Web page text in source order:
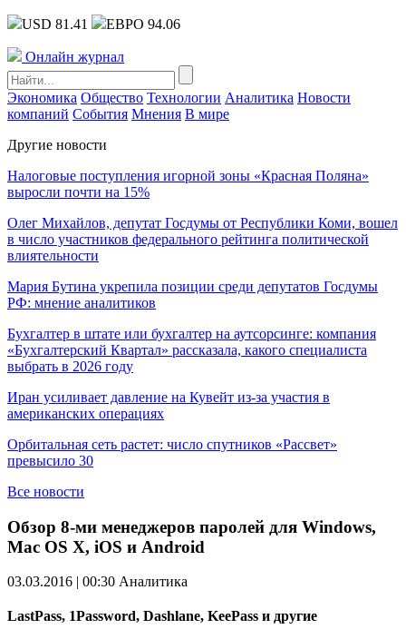
USD 81.41 ЕВРО 94.06
Онлайн журнал
Экономика Общество Технологии Аналитика Новости
компаний События Мнения В мире
Другие новости
Налоговые поступления игорной зоны «Красная Поляна»
выросли почти на 15%
Олег Михайлов, депутат Госдумы от Республики Коми, вошел
в число участников федерального рейтинга политической
влиятельности
Мария Бутина укрепила позиции среди депутатов Госдумы
РФ: мнение аналитиков
Бухгалтер в штате или бухгалтер на аутсорсинге: компания
«Бухгалтерский Квартал» рассказала, какого специалиста
выбрать в 2026 году
Иран усиливает давление на Кувейт из-за участия в
американских операциях
Орбитальная сеть растет: число спутников «Рассвет»
превысило 30
Все новости
Обзор 8-ми менеджеров паролей для Windows,
Mac OS X, iOS и Android
03.03.2016 | 00:30 Аналитика
LastPass, 1Password, Dashlane, KeePass и другие